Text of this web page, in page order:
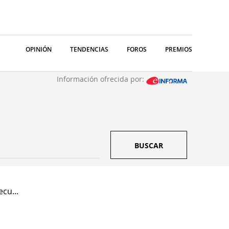
OPINIÓN TENDENCIAS FOROS PREMIOS
Información ofrecida por:
BUSCAR